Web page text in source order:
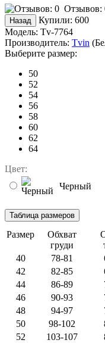
Отзывов:
Купили: 600
Модель: Tv-7764
Производитель: Tvin
Выберите размер:
50
52
54
56
58
60
62
64
Цвет:
Черный
Размер
Обхват
груди
40 78-81
42
82-85
44
86-89
46
90-93
48
94-97
50
98-102
52
103-107